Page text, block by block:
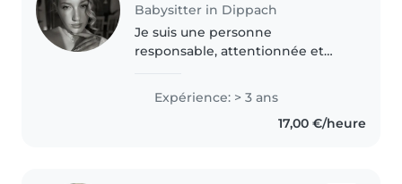
Babysitter in Dippach
Je suis une personne
responsable, attentionnée et
activités amusantes et
éducatives, tout en veillant à leur
Expérience: > 3 ans
17,00 €/heure